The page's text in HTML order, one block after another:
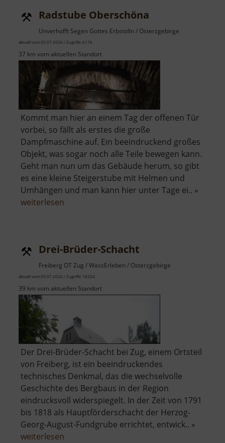
Radstube Oberschöna
Unverhofft Segen Gottes Erbstolln / Osterzgebirge
aktuell vom 05.07.2026 / Zugriffe: 6176
37 km vom aktuellen Standort
Kommt man hier an einem Tag der offenen Tür
vorbei, so fällt als erstes die große
Dampfmaschine auf. Ein beeindruckend großes
Objekt, was sogar noch alle Teile bewegen kann.
Geht man nun um das Gebäude herum, so gibt
es eine kleine Steigerstube mit Helmen und
Umhängen und man kann hier unter Tage ei.. »
weiterlesen
Drei-Brüder-Schacht
Freiberg OT Zug / WassErleben / Osterzgebirge
aktuell vom 05.07.2026 / Zugriffe: 18324
39 km vom aktuellen Standort
Der Drei-Brüder-Schacht bei Zug, einem Ortsteil
von Freiberg, ist ein beeindruckendes
technisches Denkmal, das die wechselvolle
Geschichte des Bergbaus in der Region
eindrucksvoll widerspiegelt. In der Zeit von 1791
bis 1818 als Hauptförderschacht der Herzog-
Georg-August-Fundgrube errichtet, entwick.. »
weiterlesen